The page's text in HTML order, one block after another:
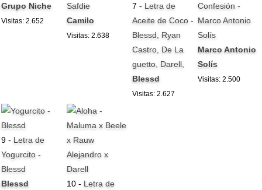
Grupo Niche
Visitas: 2.652
Safdie
Camilo
Visitas: 2.638
7 - Letra de
Aceite de Coco -
Blessd, Ryan
Castro, De La
guetto, Darell,
Blessd
Visitas: 2.627
Confesión -
Marco Antonio
Solís
Marco Antonio
Solís
Visitas: 2.500
9 - Letra de
Yogurcito -
Blessd
Blessd
10 - Letra de